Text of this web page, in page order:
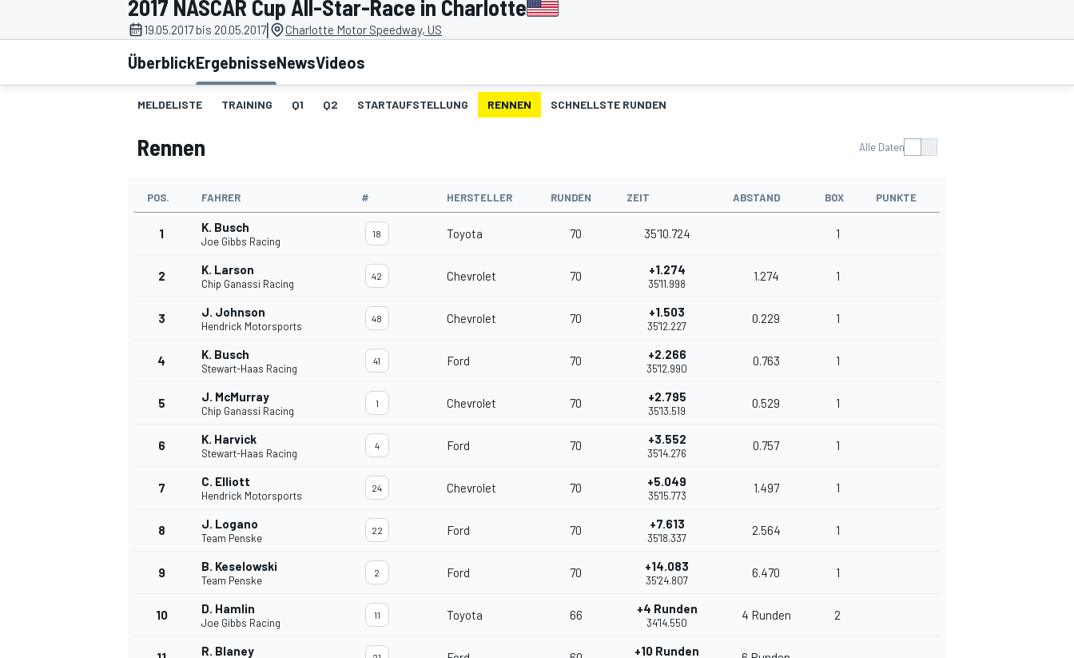
MOTOGP
2017 NASCAR Cup All-Star-Race in Charlotte
19.05.2017 bis 20.05.2017| Charlotte Motor Speedway, US
ÜberblickErgebnisseNewsVideos
MELDELISTE TRAINING Q1 Q2 STARTAUFSTELLUNG RENNEN SCHNELLSTE RUNDEN
Rennen Alle Daten
POS. FAHRER # HERSTELLER RUNDEN ZEIT ABSTAND BOX PUNKTE
1 K. Busch
Joe Gibbs Racing
18 Toyota 70 35'10.724 1
2 K. Larson
Chip Ganassi Racing
42 Chevrolet 70 +1.274
35'11.998
1.274 1
3 J. Johnson
Hendrick Motorsports
48 Chevrolet 70 +1.503
35'12.227
0.229 1
4 K. Busch
Stewart-Haas Racing
41 Ford 70 +2.266
35'12.990
0.763 1
5 J. McMurray
Chip Ganassi Racing
1 Chevrolet 70 +2.795
35'13.519
0.529 1
6 K. Harvick
Stewart-Haas Racing
4 Ford 70 +3.552
35'14.276
0.757 1
7 C. Elliott
Hendrick Motorsports
24 Chevrolet 70 +5.049
35'15.773
1.497 1
8 J. Logano
Team Penske
22 Ford 70 +7.613
35'18.337
2.564 1
9 B. Keselowski
Team Penske
2 Ford 70 +14.083
35'24.807
6.470 1
10 D. Hamlin
Joe Gibbs Racing
11 Toyota 66 +4 Runden
34'14.550
4 Runden 2
R. Blaney +10 Runden